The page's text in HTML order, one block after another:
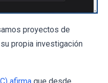
proyectos de
propia investigación
afirma que desde